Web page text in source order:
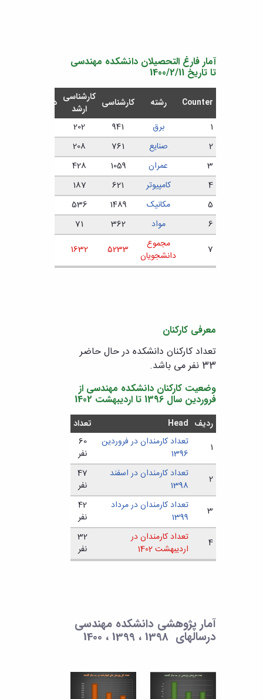
آمار فارغ التحصیلان دانشکده مهندسی
تا تاریخ 1400/2/11
Counter رشته کارشناسی کارشناسی
ارشد
دکتری
1 برق 941
202
2
صنایع 761
208
3
عمران 1059
428
4
کامپیوتر 621
187
5
مکانیک 1489
536
6
مواد 362
71
7
مجموع
دانشجویان
5233
1632
معرفی کارکنان
تعداد کارکنان دانشکده در حال حاضر
33 نفر می باشد.
وضعیت کارکنان دانشکده مهندسی از
فروردین سال 1396 تا اردیبهشت 1402
ردیف Head تعداد
1
تعداد کارمندان در فروردین
1396
60
نفر
2
تعداد کارمندان در اسفند
1398
47
نفر
3
تعداد کارمندان در مرداد
1399
42
نفر
4
تعداد کارمندان در
اردیبهشت 1402
32
نفر
آمار پژوهشی دانشکده مهندسی
درسالهای 1398 ، 1399 ، 1400